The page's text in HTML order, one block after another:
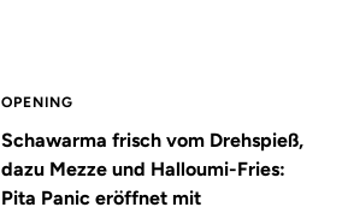
OPENING
Schawarma frisch vom Drehspieß,
dazu Mezze und Halloumi-Fries:
Pita Panic eröffnet mit